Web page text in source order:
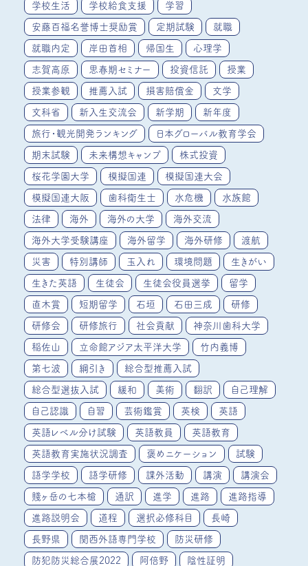
学校生活 学校給食支援 学習
安藤百福名誉博士奨励賞 定期試験 就職
就職内定 岸田首相 帰国生 心理学
志賀高原 思春期セミナー 投資信託 授業
授業参観 推薦入試 損害賠償金 文学
文科省 新入生交流会 新学期 新年度
旅行・観光開発ランキング 日本グローバル教育学会
期末試験 未来構想キャンプ 株式投資
桜花学園大学 模擬国連 模擬国連大会
模擬国連大阪 歯科衛生士 水危機 水族館
法律 海外 海外の大学 海外交流
海外大学受験講座 海外留学 海外研修 渡航
災害 特別講師 玉入れ 環境問題 生きがい
生きた英語 生徒会 生徒会役員選挙 留学
直木賞 短期留学 石垣 石田三成 研修
研修会 研修旅行 社会貢献 神奈川歯科大学
稲佐山 立命館アジア太平洋大学 竹内義博
第七波 綱引き 総合型推薦入試
総合型選抜入試 緩和 美術 翻訳 自己理解
自己認識 自習 芸術鑑賞 英検 英語
英語レベル分け試験 英語教員 英語教育
英語教育実施状況調査 褒めニケーション 試験
語学学校 語学研修 課外活動 講演 講演会
賤ヶ岳の七本槍 通訳 進学 進路 進路指導
進路説明会 道程 選択必修科目 長崎
長野県 関西外語専門学校 防災研修
防犯防災総合展2022 阿倍野 陰性証明